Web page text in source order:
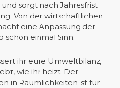
sorgt nach Jahresfrist
Von der wirtschaftlichen
eine Anpassung der
schon einmal Sinn.
ihr eure Umweltbilanz,
wie ihr heizt. Der
in Räumlichkeiten ist für